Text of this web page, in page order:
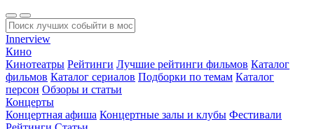
Innerview
Кино
Кинотеатры Рейтинги Лучшие рейтинги фильмов Каталог
фильмов Каталог сериалов Подборки по темам Каталог
персон Обзоры и статьи
Концерты
Концертная афиша Концертные залы и клубы Фестивали